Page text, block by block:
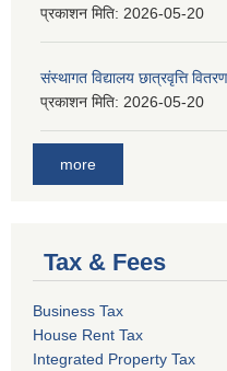
प्रकाशन मिति: 2026-05-20
संस्थागत विद्यालय छात्रवृत्ति
प्रकाशन मिति: 2026-05-20
more
Tax & Fees
Business Tax
House Rent Tax
Integrated Property Tax